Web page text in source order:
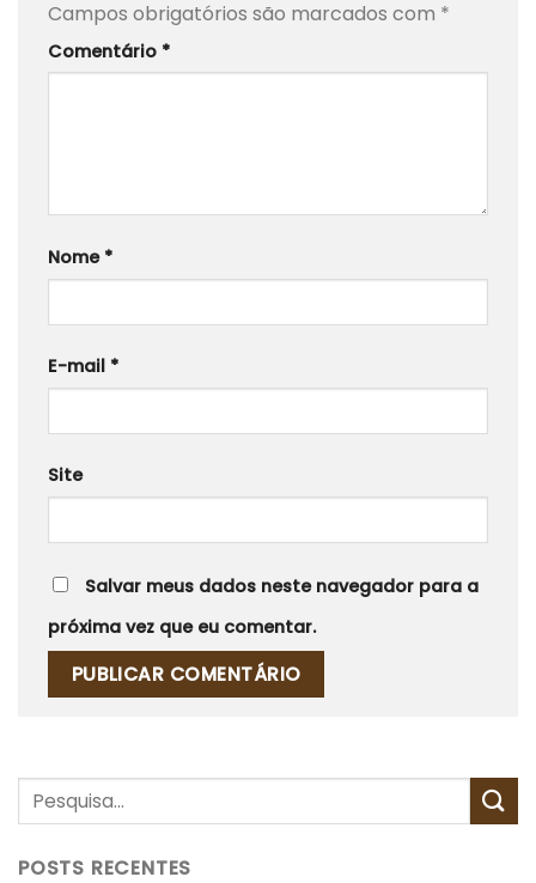
Campos obrigatórios são marcados com *
Comentário *
Nome *
E-mail *
Site
Salvar meus dados neste navegador para a
próxima vez que eu comentar.
POSTS RECENTES